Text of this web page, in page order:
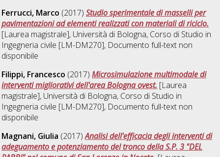
Ferrucci, Marco (2017)Studio sperimentale di masselli per
pavimentazioni ad elementi realizzati con materiali di riciclo.
[Laurea magistrale], Università di Bologna, Corso di Studio in
Ingegneria civile [LM-DM270], Documento full-text non
disponibile
Filippi, Francesco (2017)Microsimulazione multimodale di
interventi migliorativi dell'area Bologna ovest. [Laurea
magistrale], Università di Bologna, Corso di Studio in
Ingegneria civile [LM-DM270], Documento full-text non
disponibile
Magnani, Giulia (2017)Analisi dell'efficacia degli interventi di
adeguamento e potenziamento del tronco della S.P. 3 "DEL